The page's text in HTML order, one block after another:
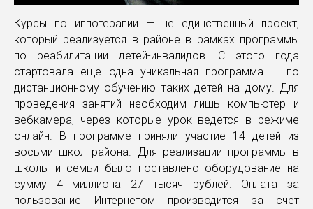
Курсы по иппотерапии — не единственный проект,
который реализуется в районе в рамках программы
по реабилитации детей-инвалидов. С этого года
стартовала еще одна уникальная программа — по
дистанционному обучению таких детей на дому. Для
проведения занятий необходим лишь компьютер и
вебкамера, через которые урок ведется в режиме
онлайн. В программе приняли участие 14 детей из
восьми школ района. Для реализации программы в
школы и семьи было поставлено оборудование на
сумму 4 миллиона 27 тысяч рублей. Оплата за
пользование Интернетом производится за счет